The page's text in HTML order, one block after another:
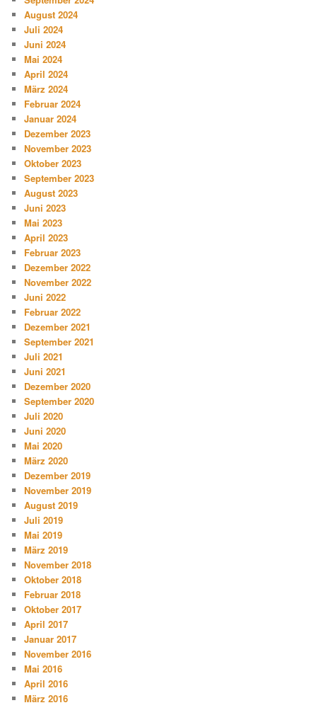
August 2024
Juli 2024
Juni 2024
Mai 2024
April 2024
März 2024
Februar 2024
Januar 2024
Dezember 2023
November 2023
Oktober 2023
September 2023
August 2023
Juni 2023
Mai 2023
April 2023
Februar 2023
Dezember 2022
November 2022
Juni 2022
Februar 2022
Dezember 2021
September 2021
Juli 2021
Juni 2021
Dezember 2020
September 2020
Juli 2020
Juni 2020
Mai 2020
März 2020
Dezember 2019
November 2019
August 2019
Juli 2019
Mai 2019
März 2019
November 2018
Oktober 2018
Februar 2018
Oktober 2017
April 2017
Januar 2017
November 2016
Mai 2016
April 2016
März 2016